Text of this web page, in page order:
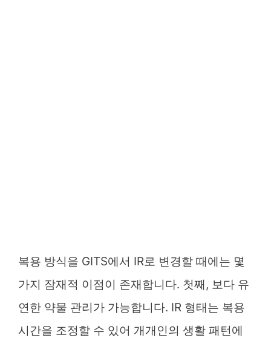
복용 방식을 GITS에서 IR로 변경할 때에는 몇
가지 잠재적 이점이 존재합니다. 첫째, 보다 유
연한 약물 관리가 가능합니다. IR 형태는 복용
시간을 조정할 수 있어 개개인의 생활 패턴에